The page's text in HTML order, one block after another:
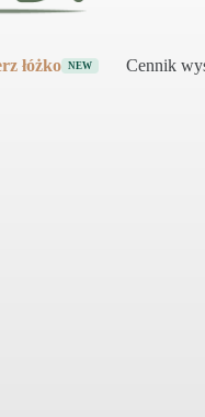
łóżko NEW Cennik